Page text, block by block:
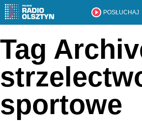
POSŁUCHAJ
Tag
sportowe